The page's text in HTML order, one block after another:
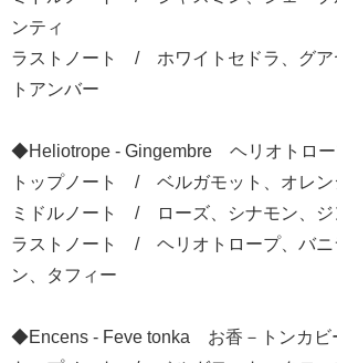
ンティ
ラストノート / ホワイトセドラ、グア
トアンバー
◆Heliotrope - Gingembre ヘリオトロー
トップノート / ベルガモット、オレン
ミドルノート / ローズ、シナモン、ジ
ラストノート / ヘリオトロープ、バニ
ン、タフィー
◆Encens - Feve tonka お香－トンカビ